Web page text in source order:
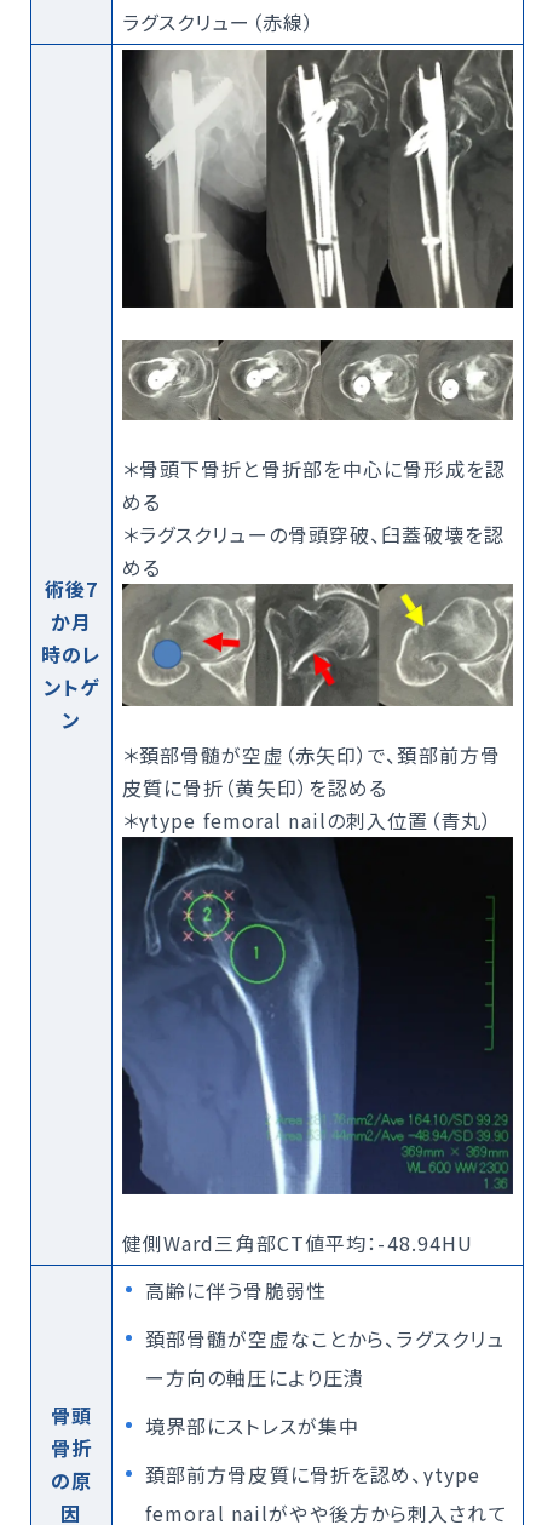
ラグスクリュー（赤線）
術後7
か月
時のレ
ントゲ
ン
＊骨頭下骨折と骨折部を中心に骨形成を認
める
＊ラグスクリューの骨頭穿破、臼蓋破壊を認
める
＊頚部骨髄が空虚（赤矢印）で、頚部前方骨
皮質に骨折（黄矢印）を認める
＊γtype femoral nailの刺入位置（青丸）
健側Ward三角部CT値平均：-48.94HU
骨頭
骨折
の原
因
高齢に伴う骨脆弱性
頚部骨髄が空虚なことから、ラグスクリュ
ー方向の軸圧により圧潰
境界部にストレスが集中
頚部前方骨皮質に骨折を認め、γtype
femoral nailがやや後方から刺入されて